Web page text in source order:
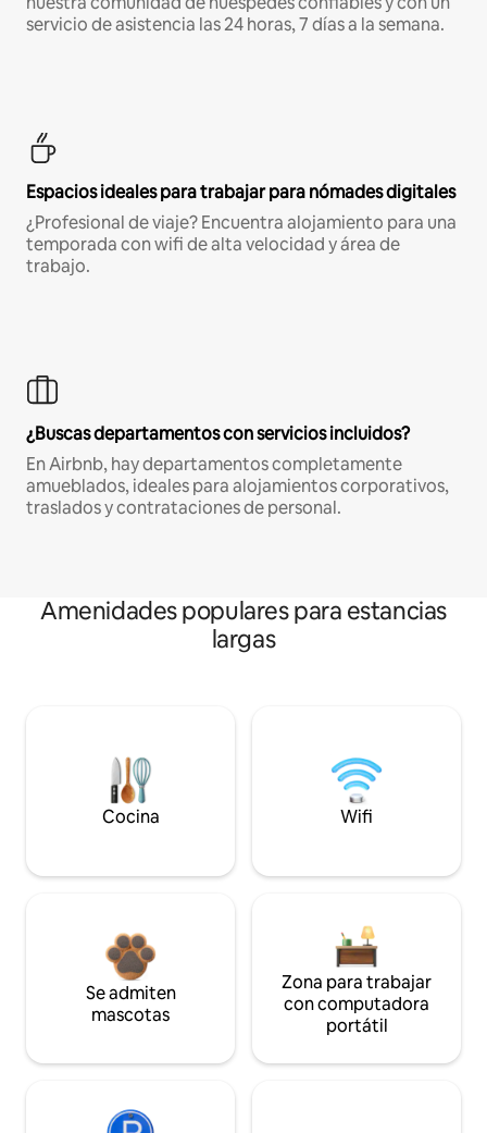
servicio de asistencia las 24 horas, 7 días a la semana.
Espacios ideales para trabajar para nómades digitales
¿Profesional de viaje? Encuentra alojamiento para una
temporada con wifi de alta velocidad y área de
trabajo.
¿Buscas departamentos con servicios incluidos?
En Airbnb, hay departamentos completamente
amueblados, ideales para alojamientos corporativos,
traslados y contrataciones de personal.
Amenidades populares para estancias
largas
Cocina Wifi
Se admiten
mascotas
Zona para trabajar
con computadora
portátil